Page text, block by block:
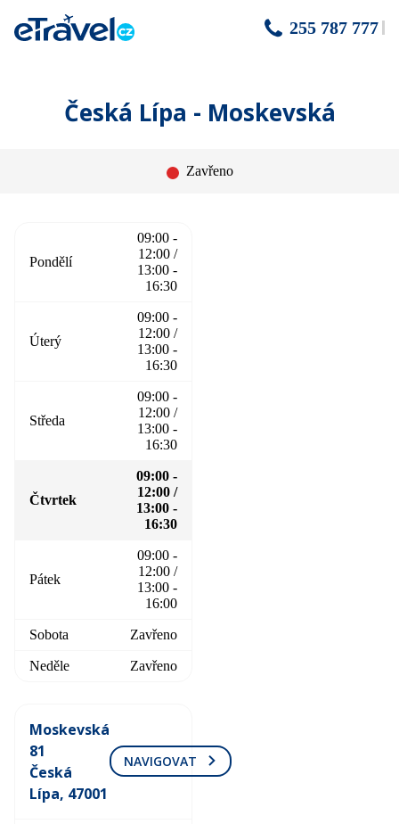
255 787 777
Česká Lípa - Moskevská
Zavřeno
Pondělí
09:00 -
12:00 /
13:00 -
16:30
Úterý
09:00 -
12:00 /
13:00 -
16:30
Středa
09:00 -
12:00 /
13:00 -
16:30
Čtvrtek
09:00 -
12:00 /
13:00 -
16:30
Pátek
09:00 -
12:00 /
13:00 -
16:00
Sobota Zavřeno
Neděle Zavřeno
Moskevská
81
Česká
Lípa, 47001
NAVIGOVAT